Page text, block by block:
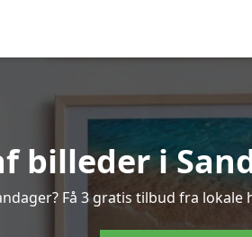
billeder i
Få 3 gratis tilbud fra